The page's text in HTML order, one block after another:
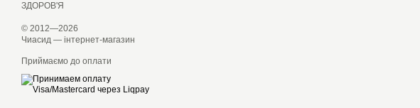
ЗДОРОВ'Я
© 2012—2026
Чиасид — інтернет-магазин
Приймаємо до оплати